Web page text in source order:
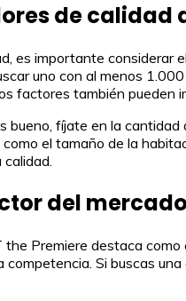
de calidad
es importante considerar
uno con al menos
factores también pueden
bueno, fíjate en la
el tamaño de la
del
Premiere destaca
competencia. Si buscas